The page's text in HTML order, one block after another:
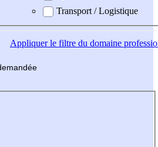
Transport / Logistique
Appliquerle filtre du domaine